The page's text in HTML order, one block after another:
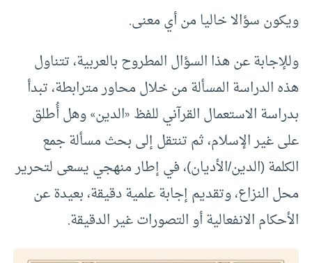
ويكون سؤالا خاليا من أي معنى.
وللإجابة عن هذا السؤال المطروح بالعربية، تتناول
هذه الدراسة المسألة من خلال محاور مترابطة، تبدأ
بدراسة الاستعمال القرآني للفظ «الدين» وهل أُطلق
على غير الإسلام، ثم تنتقل إلى بحث مسألة جمع
الكلمة (الدين/الأديان)، في إطار منهجي يسعى لتحرير
محل النزاع، وتقديم إجابة علمية دقيقة، بعيدة عن
الأحكام الانفعالية أو التصورات غير الدقيقة.